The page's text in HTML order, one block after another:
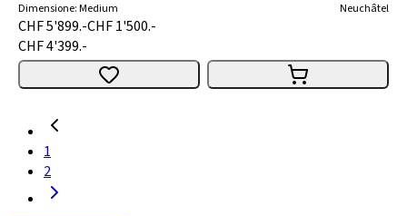
Dimensione:Medium Neuchâtel
CHF 5'899.-CHF 1'500.-
CHF 4'399.-
1
2